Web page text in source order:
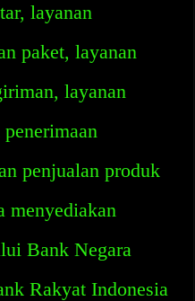
layanan
paket, layanan
layanan
penjualan produk
menyediakan
Bank Negara
Rakyat Indonesia